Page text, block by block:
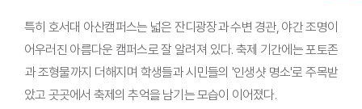
특히 호서대 아산캠퍼스는 넓은 잔디광장과 수변 경관, 야간 조명이
어우러진 아름다운 캠퍼스로 잘 알려져 있다. 축제 기간에는 포토존
과 조형물까지 더해지며 학생들과 시민들의 '인생샷 명소'로 주목받
았고 곳곳에서 축제의 추억을 남기는 모습이 이어졌다.